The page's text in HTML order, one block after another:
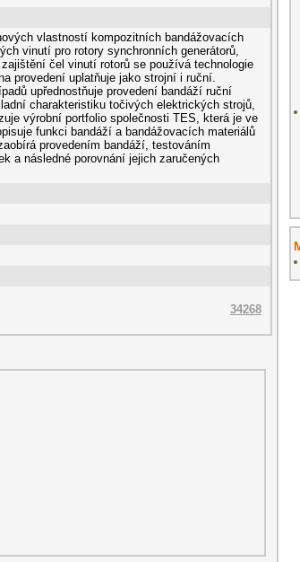
vlastností kompozitních bandážovacích
vinutí pro rotory synchronních generátorů,
čel vinutí rotorů se používá technologie
provedení uplatňuje jako strojní i ruční.
upřednostňuje provedení bandáží ruční
charakteristiku točivých elektrických strojů,
výrobní portfolio společnosti TES, která je ve
funkci bandáží a bandážovacích materiálů
provedením bandáží, testováním
a následné porovnání jejich zaručených
34268